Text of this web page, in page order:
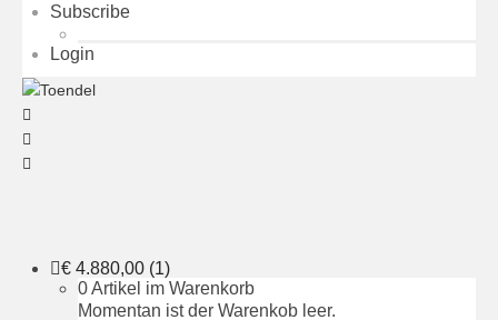
Subscribe
Login
€ 4.880,00 (1)
0 Artikel im Warenkorb
Momentan ist der Warenkob leer.